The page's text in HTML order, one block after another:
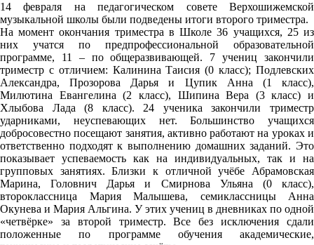
14 февраля на педагогическом совете Верхошижемской
музыкальной школы были подведены итоги второго триместра.
На момент окончания триместра в Школе 36 учащихся, 25 из
них учатся по предпрофессиональной образовательной
программе, 11 – по общеразвивающей. 7 учениц закончили
триместр с отличием: Калинина Таисия (0 класс); Подлевских
Александра, Прозорова Дарья и Цупик Анна (1 класс),
Милютина Евангелина (2 класс), Шипина Вера (3 класс) и
Хлыбова Лада (8 класс). 24 ученика закончили триместр
ударниками, неуспевающих нет. Большинство учащихся
добросовестно посещают занятия, активно работают на уроках и
ответственно подходят к выполнению домашних заданий. Это
показывает успеваемость как на индивидуальных, так и на
групповых занятиях. Близки к отличной учёбе Абрамовская
Марина, Головнич Дарья и Смирнова Ульяна (0 класс),
второклассница Мария Малышева, семиклассницы Анна
Окунева и Мария Альгина. У этих учениц в дневниках по одной
«четвёрке» за второй триместр. Все без исключения сдали
положенные по программе обучения академические,